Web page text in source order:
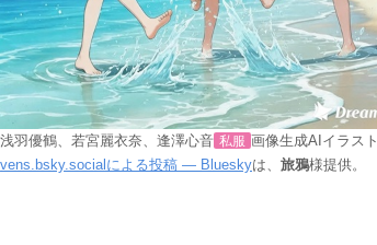
浅羽優鶴、若宮麗衣奈、逢澤心音 私服 画像生成AIイラスト
vens.bsky.socialによる投稿 — Blueskyは、 旅鴉様提供。